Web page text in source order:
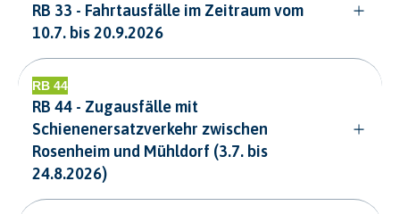
RB 33 - Fahrtausfälle im Zeitraum vom
10.7. bis 20.9.2026
RB 44 - Zugausfälle mit
Schienenersatzverkehr zwischen
Rosenheim und Mühldorf (3.7. bis
24.8.2026)